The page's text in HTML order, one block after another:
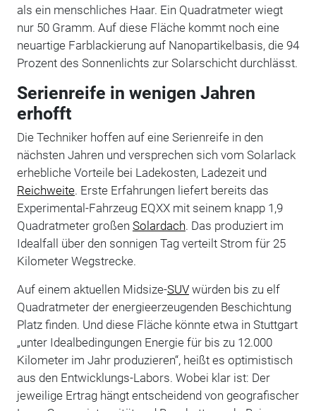
als ein menschliches Haar. Ein Quadratmeter wiegt
nur 50 Gramm. Auf diese Fläche kommt noch eine
neuartige Farblackierung auf Nanopartikelbasis, die 94
Prozent des Sonnenlichts zur Solarschicht durchlässt.
Serienreife in wenigen Jahren
erhofft
Die Techniker hoffen auf eine Serienreife in den
nächsten Jahren und versprechen sich vom Solarlack
erhebliche Vorteile bei Ladekosten, Ladezeit und
Reichweite. Erste Erfahrungen liefert bereits das
Experimental-Fahrzeug EQXX mit seinem knapp 1,9
Quadratmeter großen Solardach. Das produziert im
Idealfall über den sonnigen Tag verteilt Strom für 25
Kilometer Wegstrecke.
Auf einem aktuellen Midsize-SUVwürden bis zu elf
Quadratmeter der energieerzeugenden Beschichtung
Platz finden. Und diese Fläche könnte etwa in Stuttgart
„unter Idealbedingungen Energie für bis zu 12.000
Kilometer im Jahr produzieren“, heißt es optimistisch
aus den Entwicklungs-Labors. Wobei klar ist: Der
jeweilige Ertrag hängt entscheidend von geografischer